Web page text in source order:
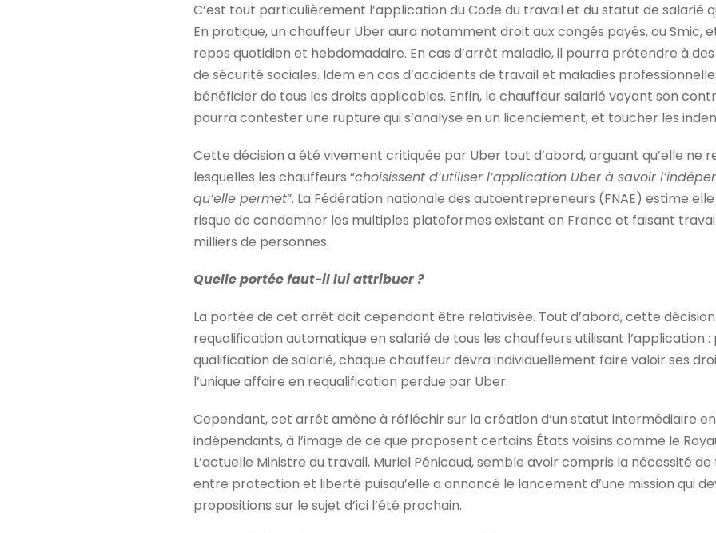
C’est tout particulièrement l’application du Code du travail et du statut de salarié
En pratique, un chauffeur Uber aura notamment droit aux congés payés, au Smic,
repos quotidien et hebdomadaire. En cas d’arrêt maladie, il pourra prétendre à
de sécurité sociales. Idem en cas d’accidents de travail et maladies
bénéficier de tous les droits applicables. Enfin, le chauffeur salarié voyant son
pourra contester une rupture qui s’analyse en un licenciement, et toucher les
Cette décision a été vivement critiquée par Uber tout d’abord, arguant qu’elle ne
lesquelles les chauffeurs “choisissent d’utiliser l’application Uber à savoir
qu’elle permet”. La Fédération nationale des autoentrepreneurs (FNAE) estime
risque de condamner les multiples plateformes existant en France et faisant
milliers de personnes.
Quelle portée faut-il lui attribuer ?
La portée de cet arrêt doit cependant être relativisée. Tout d’abord, cette
requalification automatique en salarié de tous les chauffeurs utilisant l’application
qualification de salarié, chaque chauffeur devra individuellement faire valoir ses
l’unique affaire en requalification perdue par Uber.
Cependant, cet arrêt amène à réfléchir sur la création d’un statut intermédiaire
indépendants, à l’image de ce que proposent certains États voisins comme le
L’actuelle Ministre du travail, Muriel Pénicaud, semble avoir compris la nécessité
entre protection et liberté puisqu’elle a annoncé le lancement d’une mission qui
propositions sur le sujet d’ici l’été prochain.